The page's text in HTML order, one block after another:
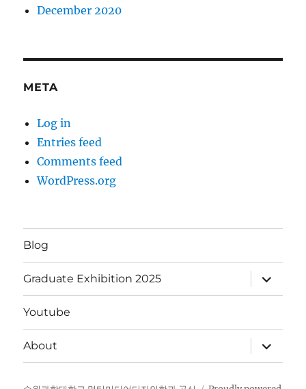
December 2020
META
Log in
Entries feed
Comments feed
WordPress.org
Blog
Graduate Exhibition 2025
expand
child
menu
Youtube
About
expand
child
menu